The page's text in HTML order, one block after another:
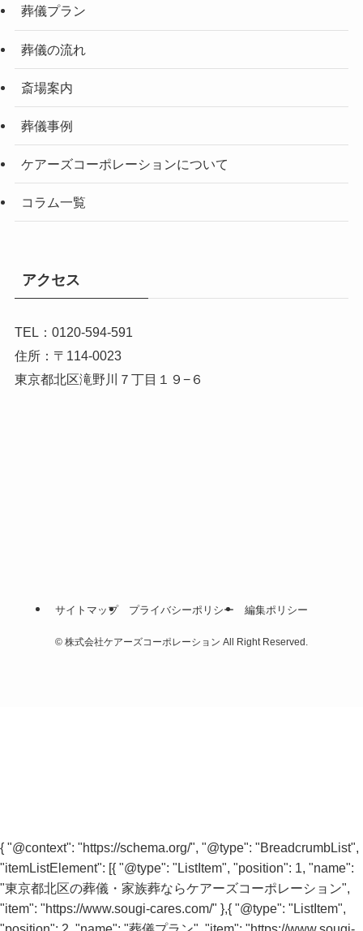
葬儀プラン
葬儀の流れ
斎場案内
葬儀事例
ケアーズコーポレーションについて
コラム一覧
アクセス
TEL：0120-594-591
住所：〒114-0023
東京都北区滝野川７丁目１９−６
サイトマップ プライバシーポリシー 編集ポリシー
© 株式会社ケアーズコーポレーション All Right Reserved.
{ "@context": "https://schema.org/", "@type": "BreadcrumbList",
"itemListElement": [{ "@type": "ListItem", "position": 1, "name":
"東京都北区の葬儀・家族葬ならケアーズコーポレーション",
"item": "https://www.sougi-cares.com/" },{ "@type": "ListItem",